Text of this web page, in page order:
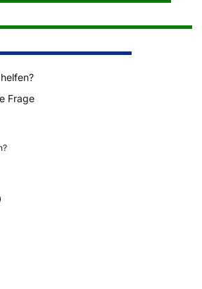
Frage